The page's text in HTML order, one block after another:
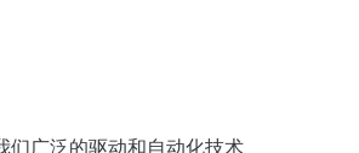
广泛的驱动和自动化技术